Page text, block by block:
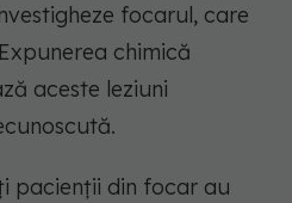
focarul, care
chimică
aceste leziuni
pacienții din focar au